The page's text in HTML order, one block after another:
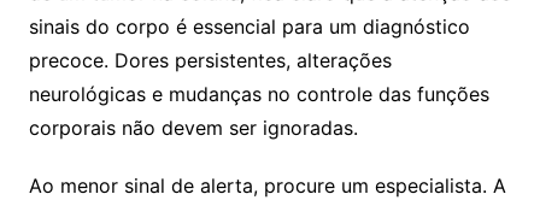
sinais do corpo é essencial para um diagnóstico
precoce. Dores persistentes, alterações
neurológicas e mudanças no controle das funções
corporais não devem ser ignoradas.
Ao menor sinal de alerta, procure um especialista. A